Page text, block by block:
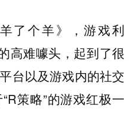
了个羊》，游戏利
高难噱头，起到了很
台以及游戏内的社交
策略”的游戏红极一